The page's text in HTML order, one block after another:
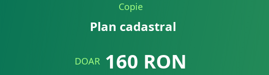
Copie
Plan cadastral
DOAR 160 RON